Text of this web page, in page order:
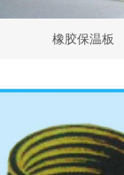
橡胶保温板